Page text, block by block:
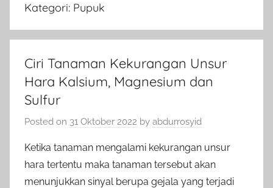
Kategori: Pupuk
Ciri Tanaman Kekurangan Unsur
Hara Kalsium, Magnesium dan
Sulfur
Posted on 31 Oktober 2022 by abdurrosyid
Ketika tanaman mengalami kekurangan unsur
hara tertentu maka tanaman tersebut akan
menunjukkan sinyal berupa gejala yang terjadi